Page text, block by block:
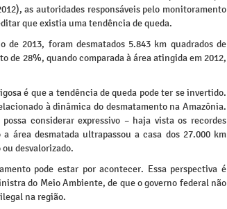
as autoridades responsáveis pelo monitoramento
que existia uma tendência de queda.
2013, foram desmatados 5.843 km quadrados de
de 28%, quando comparada à área atingida em 2012,
é que a tendência de queda pode ter se invertido.
à dinâmica do desmatamento na Amazônia.
considerar expressivo – haja vista os recordes
área desmatada ultrapassou a casa dos 27.000 km
desvalorizado.
pode estar por acontecer. Essa perspectiva é
do Meio Ambiente, de que o governo federal não
na região.